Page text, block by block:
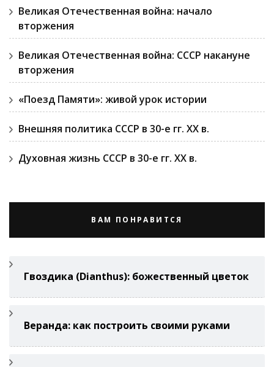
Великая Отечественная война: начало
вторжения
Великая Отечественная война: СССР накануне
вторжения
«Поезд Памяти»: живой урок истории
Внешняя политика СССР в 30-е гг. ХХ в.
Духовная жизнь СССР в 30-е гг. ХХ в.
ВАМ ПОНРАВИТСЯ
Гвоздикa (Di­anthus): божественный цветок
Веранда: как построить своими руками